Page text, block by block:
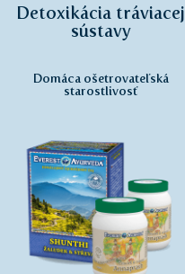
Detoxikácia tráviacej
sústavy
Domáca ošetrovateľská
starostlivosť